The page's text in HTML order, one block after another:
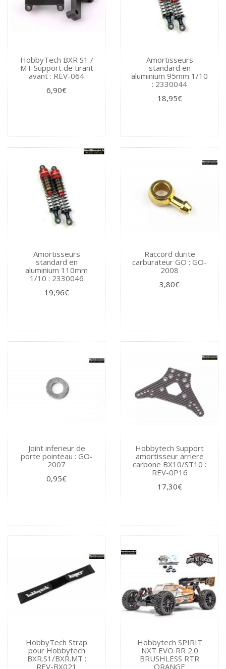
HobbyTech BXR S1 /
MT Support de tirant
avant : REV-064
6,90€
Amortisseurs
standard en
aluminium 95mm 1/10
: 2330044
18,95€
Amortisseurs
standard en
aluminium 110mm
1/10 : 2330046
19,96€
Raccord durite
carburateur GO : GO-
2008
3,80€
Joint inferieur de
porte pointeau : GO-
2007
0,95€
Hobbytech Support
amortisseur arriere
carbone BX10/ST10 :
REV-0P16
17,30€
HobbyTech Strap
pour Hobbytech
BXR.S1/BXR.MT :
REV-BX021
Hobbytech SPIRIT
NXT EVO RR 2.0
BRUSHLESS RTR
ORANGE